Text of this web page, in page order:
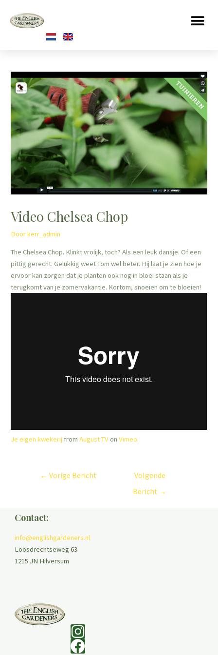
Video Chelsea Chop
Doorkerr_admin
The Chelsea Chop. Klinkt vrolijk, toch? Als een leuk dansje. Of een
pittig gerecht. Gelukkig weet Tom wel beter. Hij laat je zien hoe je
ervoor kan zorgen dat je planten ook nog in bloei staan als je
terugkomt van je zomervakantie. Kortom, snoeien om te bloeien!
Je eigen kwekerij fromAugust TVonVimeo.
← Vorige Bericht
Volgende
Bericht →
Contact:
info@englishgardeners.nl
Loosdrechtseweg 63
1215 JN Hilversum